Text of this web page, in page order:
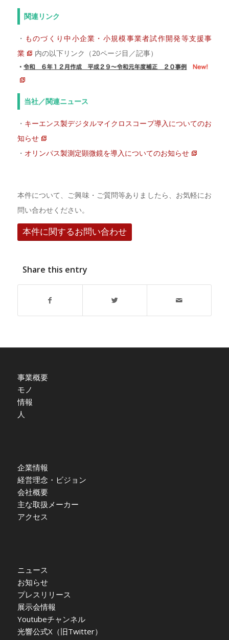
関連リンク
・ ものづくり中小企業・小規模事業者試作開発等支援事
業
内の以下リンク（20ページ目／記事）
当社／関連ニュース
・ キーエンス製デジタルマイクロスコープ導入についてのお
知らせ
・ オリンパス製測定顕微鏡を導入についてのお知らせ
本件について、ご興味・ご質問等ありましたら、お気軽にお
問い合わせください。
本件に関するお問い合わせ
Share this entry
事業概要
モノ
情報
人
企業情報
経営理念・ビジョン
会社概要
主な取扱メーカー
アクセス
ニュース
お知らせ
プレスリリース
展示会情報
Youtubeチャンネル
光響公式X（旧Twitter）